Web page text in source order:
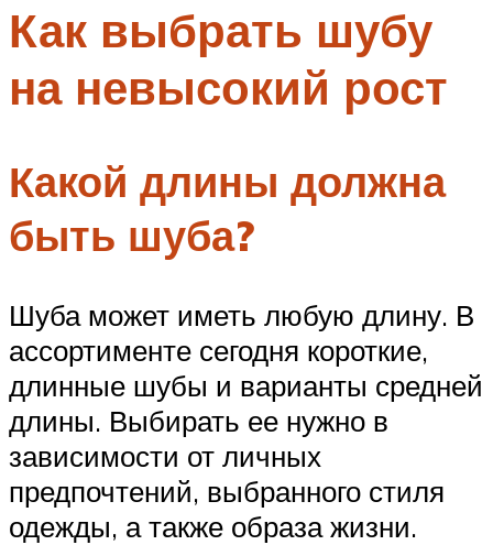
Аксессуары
Меню
Как выбрать шубу
на невысокий рост
Какой длины должна
быть шуба?
Шуба может иметь любую длину. В
ассортименте сегодня короткие,
длинные шубы и варианты средней
длины. Выбирать ее нужно в
зависимости от личных
предпочтений, выбранного стиля
одежды, а также образа жизни.